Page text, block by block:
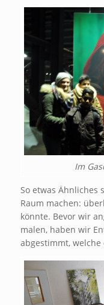
Im
So etwas Ähnliches
Raum machen:
könnte. Bevor wir
malen, haben wir
abgestimmt,